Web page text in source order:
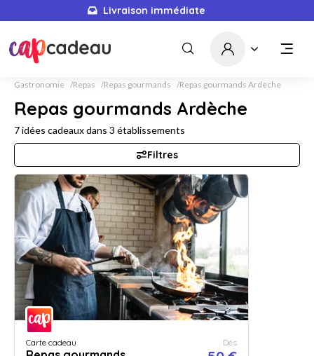
Livraison immédiate
Gastronomie Repas Repas gourmands Repas gourmands Ardèche
Repas gourmands Ardèche
7idées cadeaux dans 3 établissements
Filtres
Carte cadeau Dès